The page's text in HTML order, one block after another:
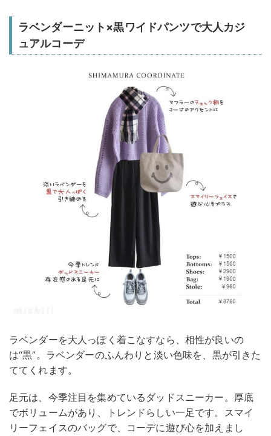
ラベンダーニット×黒ワイドパンツで大人カジ
ュアルコーデ
ラベンダーを大人っぽく着こなすなら、相性が良いの
は“黒”。ラベンダーのふんわりと淡い色味を、黒が引きた
ててくれます。
足元は、今季注目を集めているダッドスニーカー。厚底
でボリュームがあり、トレンドらしい一足です。スマイ
リーフェイスのバッグで、コーデに遊び心を加えまし